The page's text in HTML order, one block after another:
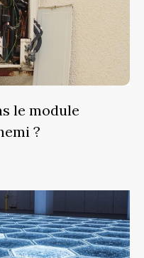
le module
?